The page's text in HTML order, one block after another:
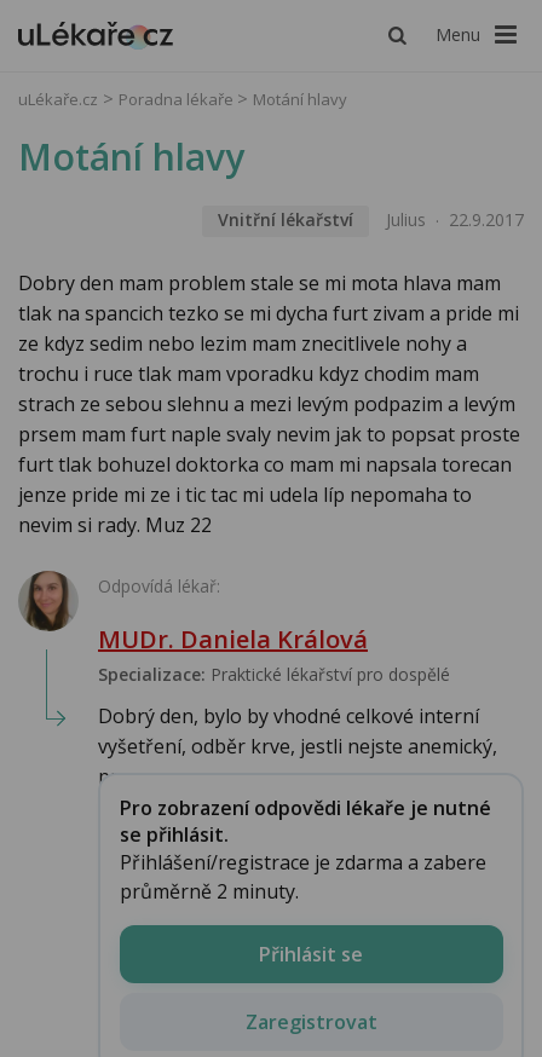
Menu
uLékaře.cz Poradna lékaře Motání hlavy
Motání hlavy
Vnitřní lékařství Julius 22.9.2017
Dobry den mam problem stale se mi mota hlava mam
tlak na spancich tezko se mi dycha furt zivam a pride mi
ze kdyz sedim nebo lezim mam znecitlivele nohy a
trochu i ruce tlak mam vporadku kdyz chodim mam
strach ze sebou slehnu a mezi levým podpazim a levým
prsem mam furt naple svaly nevim jak to popsat proste
furt tlak bohuzel doktorka co mam mi napsala torecan
jenze pride mi ze i tic tac mi udela líp nepomaha to
nevim si rady. Muz 22
Odpovídá lékař:
MUDr. Daniela Králová
Specializace: Praktické lékařství pro dospělé
Dobrý den, bylo by vhodné celkové interní
vyšetření, odběr krve, jestli nejste anemický,
pr...
Pro zobrazení odpovědi lékaře je nutné
se přihlásit.
Přihlášení/registrace je zdarma a zabere
průměrně 2 minuty.
Přihlásit se
Zaregistrovat